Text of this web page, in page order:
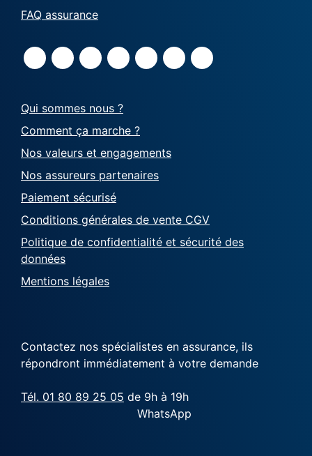
FAQ assurance
Qui sommes nous ?
Comment ça marche ?
Nos valeurs et engagements
Nos assureurs partenaires
Paiement sécurisé
Conditions générales de vente CGV
Politique de confidentialité et sécurité des
données
Mentions légales
Contactez nos spécialistes en assurance, ils
répondront immédiatement à votre demande
Tél. 01 80 89 25 05 de 9h à 19h
WhatsApp